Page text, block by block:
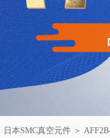
日本SMC真空元件 ＞